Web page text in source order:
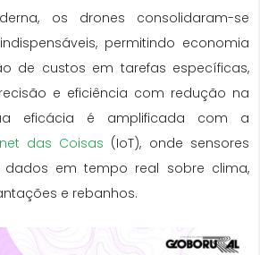
os drones consolidaram-se
permitindo economia
de custos em tarefas específicas,
e eficiência com redução na
eficácia é amplificada com a
das Coisas (IoT), onde sensores
em tempo real sobre clima,
e rebanhos.